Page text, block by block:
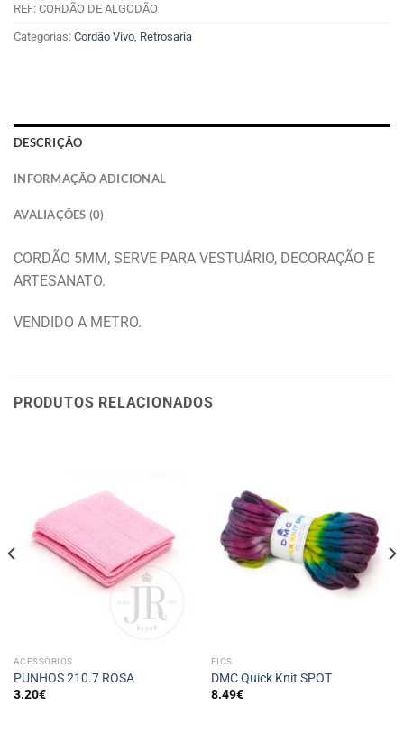
REF: CORDÃO DE ALGODÃO
Categorias: Cordão Vivo Retrosaria
DESCRIÇÃO
INFORMAÇÃO ADICIONAL
AVALIAÇÕES (0)
CORDÃO 5MM, SERVE PARA VESTUÁRIO, DECORAÇÃO E
ARTESANATO.
VENDIDO A METRO.
PRODUTOS RELACIONADOS
ACESSÓRIOS
PUNHOS 210.7 ROSA
3.20€
FIOS
DMC Quick Knit SPOT
8.49€